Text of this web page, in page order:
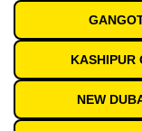
KASHIPUR
NEW